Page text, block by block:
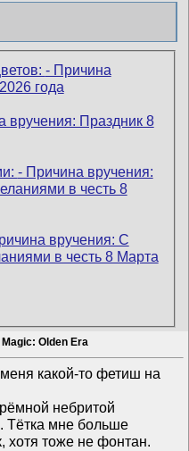
Olden Era
какой-то фетиш на
небритой
Тётка мне больше
хотя тоже не фонтан.